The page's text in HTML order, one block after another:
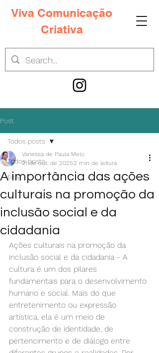
Viva Comunicação
Criativa
Post
Todos posts
blog
Todos posts
A importância das ações
culturais na promoção da
inclusão social e da
cidadania
Vanessa de Paula Melo
21 de out. de 20252 min de leitura
Ações culturais na promoção da
inclusão social e da cidadania - A
cultura é um dos pilares
fundamentais para o desenvolvimento
humano e social. Mais do que
entretenimento ou expressão
artística, ela é um meio de
construção de identidade, de
pertencimento e de diálogo entre